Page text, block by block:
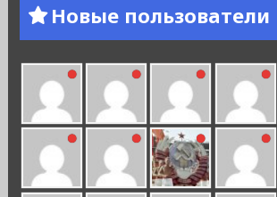
Новые пользователи